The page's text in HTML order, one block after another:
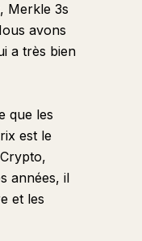
Merkle 3s
avons
a très bien
que les
est le
années, il
et les